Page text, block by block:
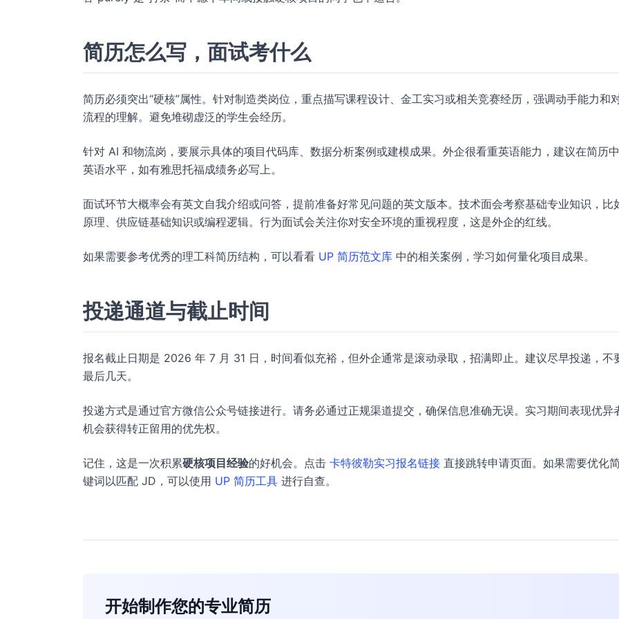
简历怎么写，面试考什么
简历必须突出“硬核”属性。针对制造类岗位，重点描写课程设计、金工实习或相关竞赛经历，强调动手能力和
流程的理解。避免堆砌虚泛的学生会经历。
针对 AI 和物流岗，要展示具体的项目代码库、数据分析案例或建模成果。外企很看重英语能力，建议在简历
英语水平，如有雅思托福成绩务必写上。
面试环节大概率会有英文自我介绍或问答，提前准备好常见问题的英文版本。技术面会考察基础专业知识，比
原理、供应链基础知识或编程逻辑。行为面试会关注你对安全环境的重视程度，这是外企的红线。
如果需要参考优秀的理工科简历结构，可以看看 UP 简历范文库 中的相关案例，学习如何量化项目成果。
投递通道与截止时间
报名截止日期是 2026 年 7 月 31 日，时间看似充裕，但外企通常是滚动录取，招满即止。建议尽早投递，不
最后几天。
投递方式是通过官方微信公众号链接进行。请务必通过正规渠道提交，确保信息准确无误。实习期间表现优异
机会获得转正留用的优先权。
记住，这是一次积累硬核项目经验的好机会。点击 卡特彼勒实习报名链接 直接跳转申请页面。如果需要优化
键词以匹配 JD，可以使用 UP 简历工具 进行自查。
开始制作您的专业简历